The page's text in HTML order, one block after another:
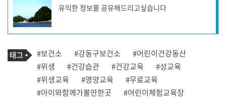
작
성
자
프
필
유익한 정보를 공유해드리고싶습니다
기
사
관
련
태
그
태
그
#보건소 #강동구보건소
#어린이건강동산
#위생
#건강습관 #건강교육
#성교육
#위생교육
#영양교육
#무료교육
#아이와함께가볼만한곳
#어린이체험교육장